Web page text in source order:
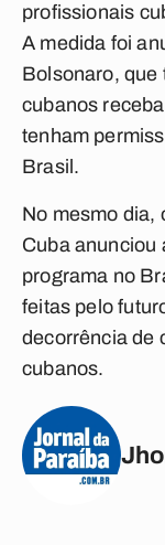
profissionais
A medida foi
Bolsonaro, que
cubanos
tenham
Brasil.
No mesmo dia,
Cuba anunciou
programa no
feitas pelo
decorrência de
cubanos.